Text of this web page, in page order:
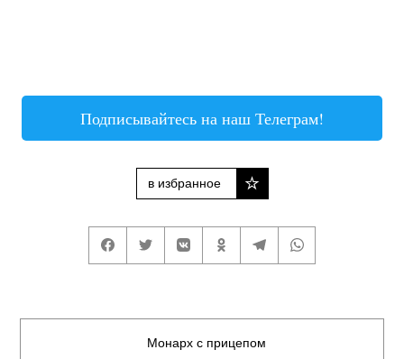
Подписывайтесь на наш Телеграм!
в избранное
Монарх с прицепом